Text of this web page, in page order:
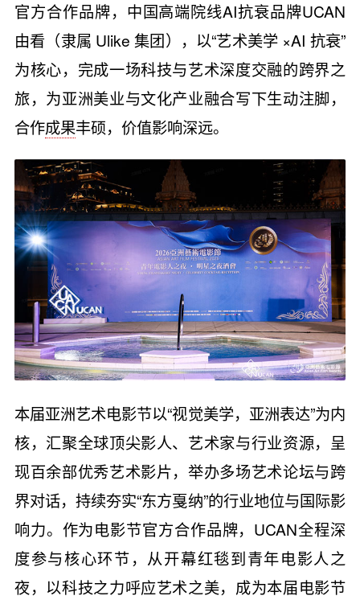
官方合作品牌，中国高端院线AI抗衰品牌UCAN
由看（隶属 Ulike 集团），以“艺术美学 ×AI 抗衰”
为核心，完成一场科技与艺术深度交融的跨界之
旅，为亚洲美业与文化产业融合写下生动注脚，
合作成果丰硕，价值影响深远。
本届亚洲艺术电影节以“视觉美学，亚洲表达”为内
核，汇聚全球顶尖影人、艺术家与行业资源，呈
现百余部优秀艺术影片，举办多场艺术论坛与跨
界对话，持续夯实“东方戛纳”的行业地位与国际影
响力。作为电影节官方合作品牌，UCAN全程深
度参与核心环节，从开幕红毯到青年电影人之
夜，以科技之力呼应艺术之美，成为本届电影节